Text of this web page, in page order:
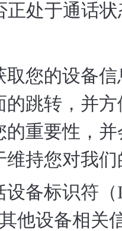
正处于通话
取您的设备
的跳转，并
的重要性，
维持您对我
设备标识符
他设备相关